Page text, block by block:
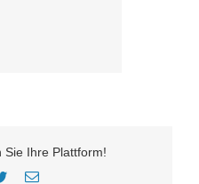
Sie Ihre Plattform!
TwitterE-